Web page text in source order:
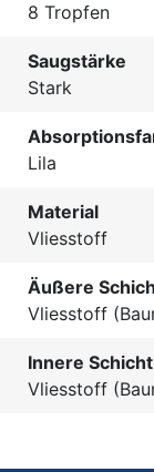
8 Tropfen
Saugstärke
Stark
Lila
Material
Vliesstoff
Äußere
Vliesstoff
Innere Schicht
Vliesstoff